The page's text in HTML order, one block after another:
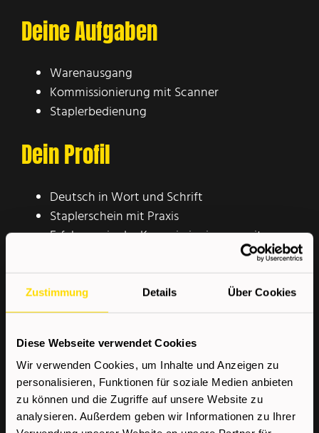
Zustimmung Details Über Cookies
Diese Webseite verwendet Cookies
Wir verwenden Cookies, um Inhalte und Anzeigen zu
personalisieren, Funktionen für soziale Medien anbieten
zu können und die Zugriffe auf unsere Website zu
analysieren. Außerdem geben wir Informationen zu Ihrer
Deine Aufgaben
Warenausgang
Kommissionierung mit Scanner
Staplerbedienung
Dein Profil
Deutsch in Wort und Schrift
Staplerschein mit Praxis
Erfahrung in der Kommissionierung mit
Körperliche Fitness
SAP-Kenntnisse von Vorteil
Wir bieten
Kostenloser Kompetenzcheck
Sehr gute Aus- und